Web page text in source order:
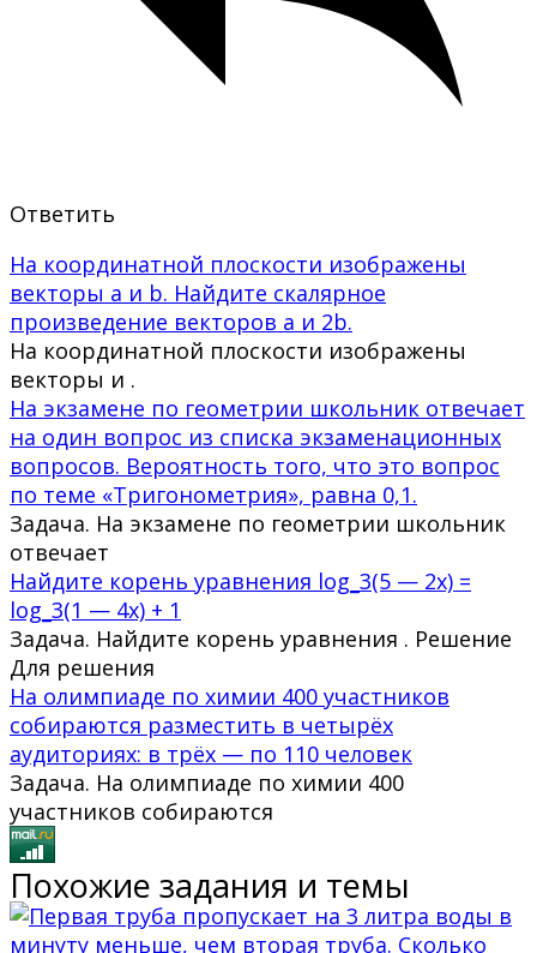
Ответить
На координатной плоскости изображены
векторы a и b. Найдите скалярное
произведение векторов a и 2b.
На координатной плоскости изображены
векторы и .
На экзамене по геометрии школьник отвечает
на один вопрос из списка экзаменационных
вопросов. Вероятность того, что это вопрос
по теме «Тригонометрия», равна 0,1.
Задача. На экзамене по геометрии школьник
отвечает
Найдите корень уравнения log_3(5 — 2x) =
log_3(1 — 4x) + 1
Задача. Найдите корень уравнения . Решение
Для решения
На олимпиаде по химии 400 участников
собираются разместить в четырёх
аудиториях: в трёх — по 110 человек
Задача. На олимпиаде по химии 400
участников собираются
Похожие задания и темы